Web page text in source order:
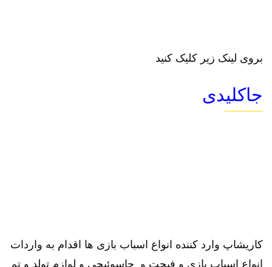
بروی لینک زیر کلیک کنید
جاکلیدی
کاریشاپ وارد کننده انواع اسباب بازی ها اقدام به واردات
انواع اسباب بازی و فیجت و جاسوئیچی و لوازم تولد و تم